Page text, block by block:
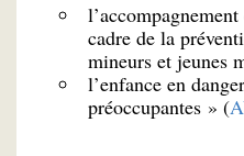
cadre de la
mineurs et jeunes
l’enfance en
préoccupantes » (